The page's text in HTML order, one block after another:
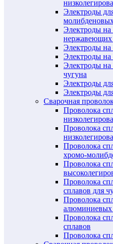
Электроды
Электроды на
нержавеющих
Электроды
Электроды на
Электроды на
чугуна
Электроды
Электроды
Сварочная
Проволока
Проволока
Проволока
хромо-
Проволока
Проволока
сплавов для
Проволока
алюминиевых
Проволока
сплавов
Проволока